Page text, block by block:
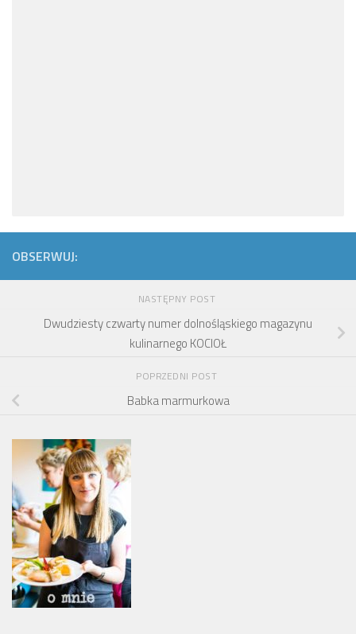
OBSERWUJ:
NASTĘPNY POST
Dwudziesty czwarty numer dolnośląskiego magazynu
kulinarnego KOCIOŁ
POPRZEDNI POST
Babka marmurkowa